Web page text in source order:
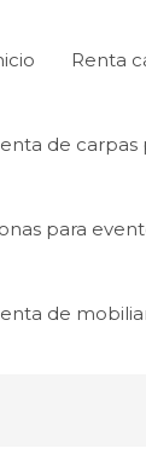
Renta
de carpas
para
de